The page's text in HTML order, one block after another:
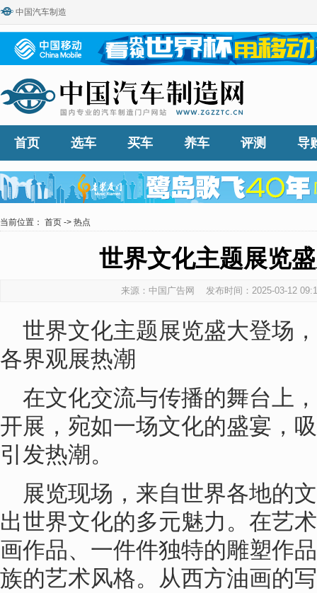
中国汽车制造
首页 选车 买车 养车 评测 导
当前位置： 首页 -> 热点
世界文化主题展览
来源：中国广告网 发布时间：2025-03-12
世界文化主题展览盛大登场
各界观展热潮
在文化交流与传播的舞台上
开展，宛如一场文化的盛宴，
引发热潮。
展览现场，来自世界各地的
出世界文化的多元魅力。在艺
画作品、一件件独特的雕塑作
族的艺术风格。从西方油画的